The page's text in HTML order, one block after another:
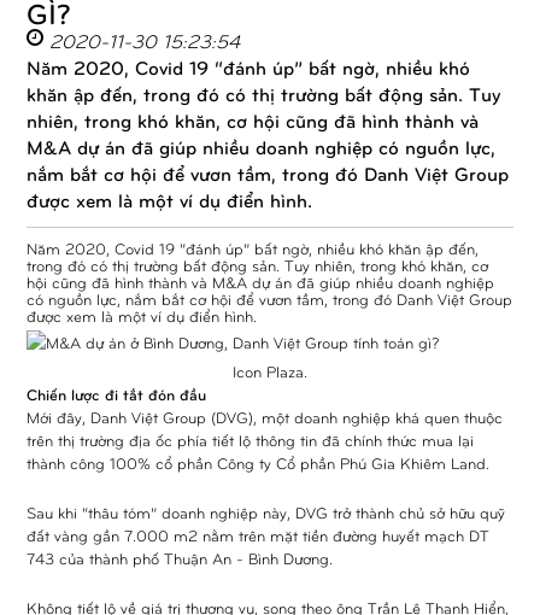
GÌ?
2020-11-30 15:23:54
Năm 2020, Covid 19 “đánh úp” bất ngờ, nhiều khó
khăn ập đến, trong đó có thị trường bất động sản. Tuy
nhiên, trong khó khăn, cơ hội cũng đã hình thành và
M&A dự án đã giúp nhiều doanh nghiệp có nguồn lực,
nắm bắt cơ hội để vươn tầm, trong đó Danh Việt Group
được xem là một ví dụ điển hình.
Năm 2020, Covid 19 “đánh úp” bất ngờ, nhiều khó khăn ập đến,
trong đó có thị trường bất động sản. Tuy nhiên, trong khó khăn, cơ
hội cũng đã hình thành và M&A dự án đã giúp nhiều doanh nghiệp
có nguồn lực, nắm bắt cơ hội để vươn tầm, trong đó Danh Việt Group
được xem là một ví dụ điển hình.
Icon Plaza.
Chiến lược đi tắt đón đầu
Mới đây, Danh Việt Group (DVG), một doanh nghiệp khá quen thuộc
trên thị trường địa ốc phía tiết lộ thông tin đã chính thức mua lại
thành công 100% cổ phần Công ty Cổ phần Phú Gia Khiêm Land.
Sau khi “thâu tóm” doanh nghiệp này, DVG trở thành chủ sở hữu quỹ
đất vàng gần 7.000 m2 nằm trên mặt tiền đường huyết mạch DT
743 của thành phố Thuận An - Bình Dương.
Không tiết lộ về giá trị thương vụ, song theo ông Trần Lê Thanh Hiển,